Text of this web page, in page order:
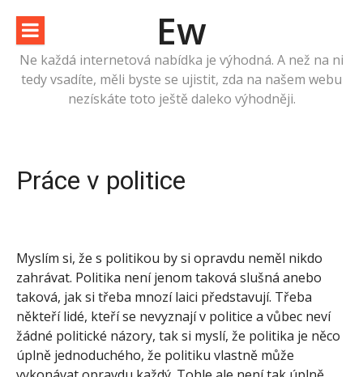
obsah
Ew
Ne každá internetová nabídka je výhodná. A než na ni
tedy vsadíte, měli byste se ujistit, zda na našem webu
nezískáte toto ještě daleko výhodněji.
Práce v politice
Myslím si, že s politikou by si opravdu neměl nikdo
zahrávat. Politika není jenom taková slušná anebo
taková, jak si třeba mnozí laici představují. Třeba
někteří lidé, kteří se nevyznají v politice a vůbec neví
žádné politické názory, tak si myslí, že politika je něco
úplně jednoduchého, že politiku vlastně může